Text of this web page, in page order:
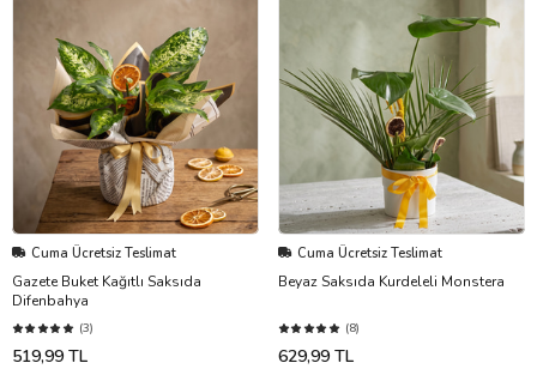
Cuma Ücretsiz Teslimat
Gazete Buket Kağıtlı Saksıda
Difenbahya
(3)
519,99 TL
Cuma Ücretsiz Teslimat
Beyaz Saksıda Kurdeleli Monstera
(8)
629,99 TL